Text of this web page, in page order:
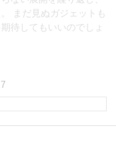
まだ見ぬガジェットも
待してもいいのでしょ